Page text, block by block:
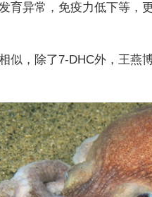
育异常，免疫力低下等，
似，除了7-DHC外，王燕